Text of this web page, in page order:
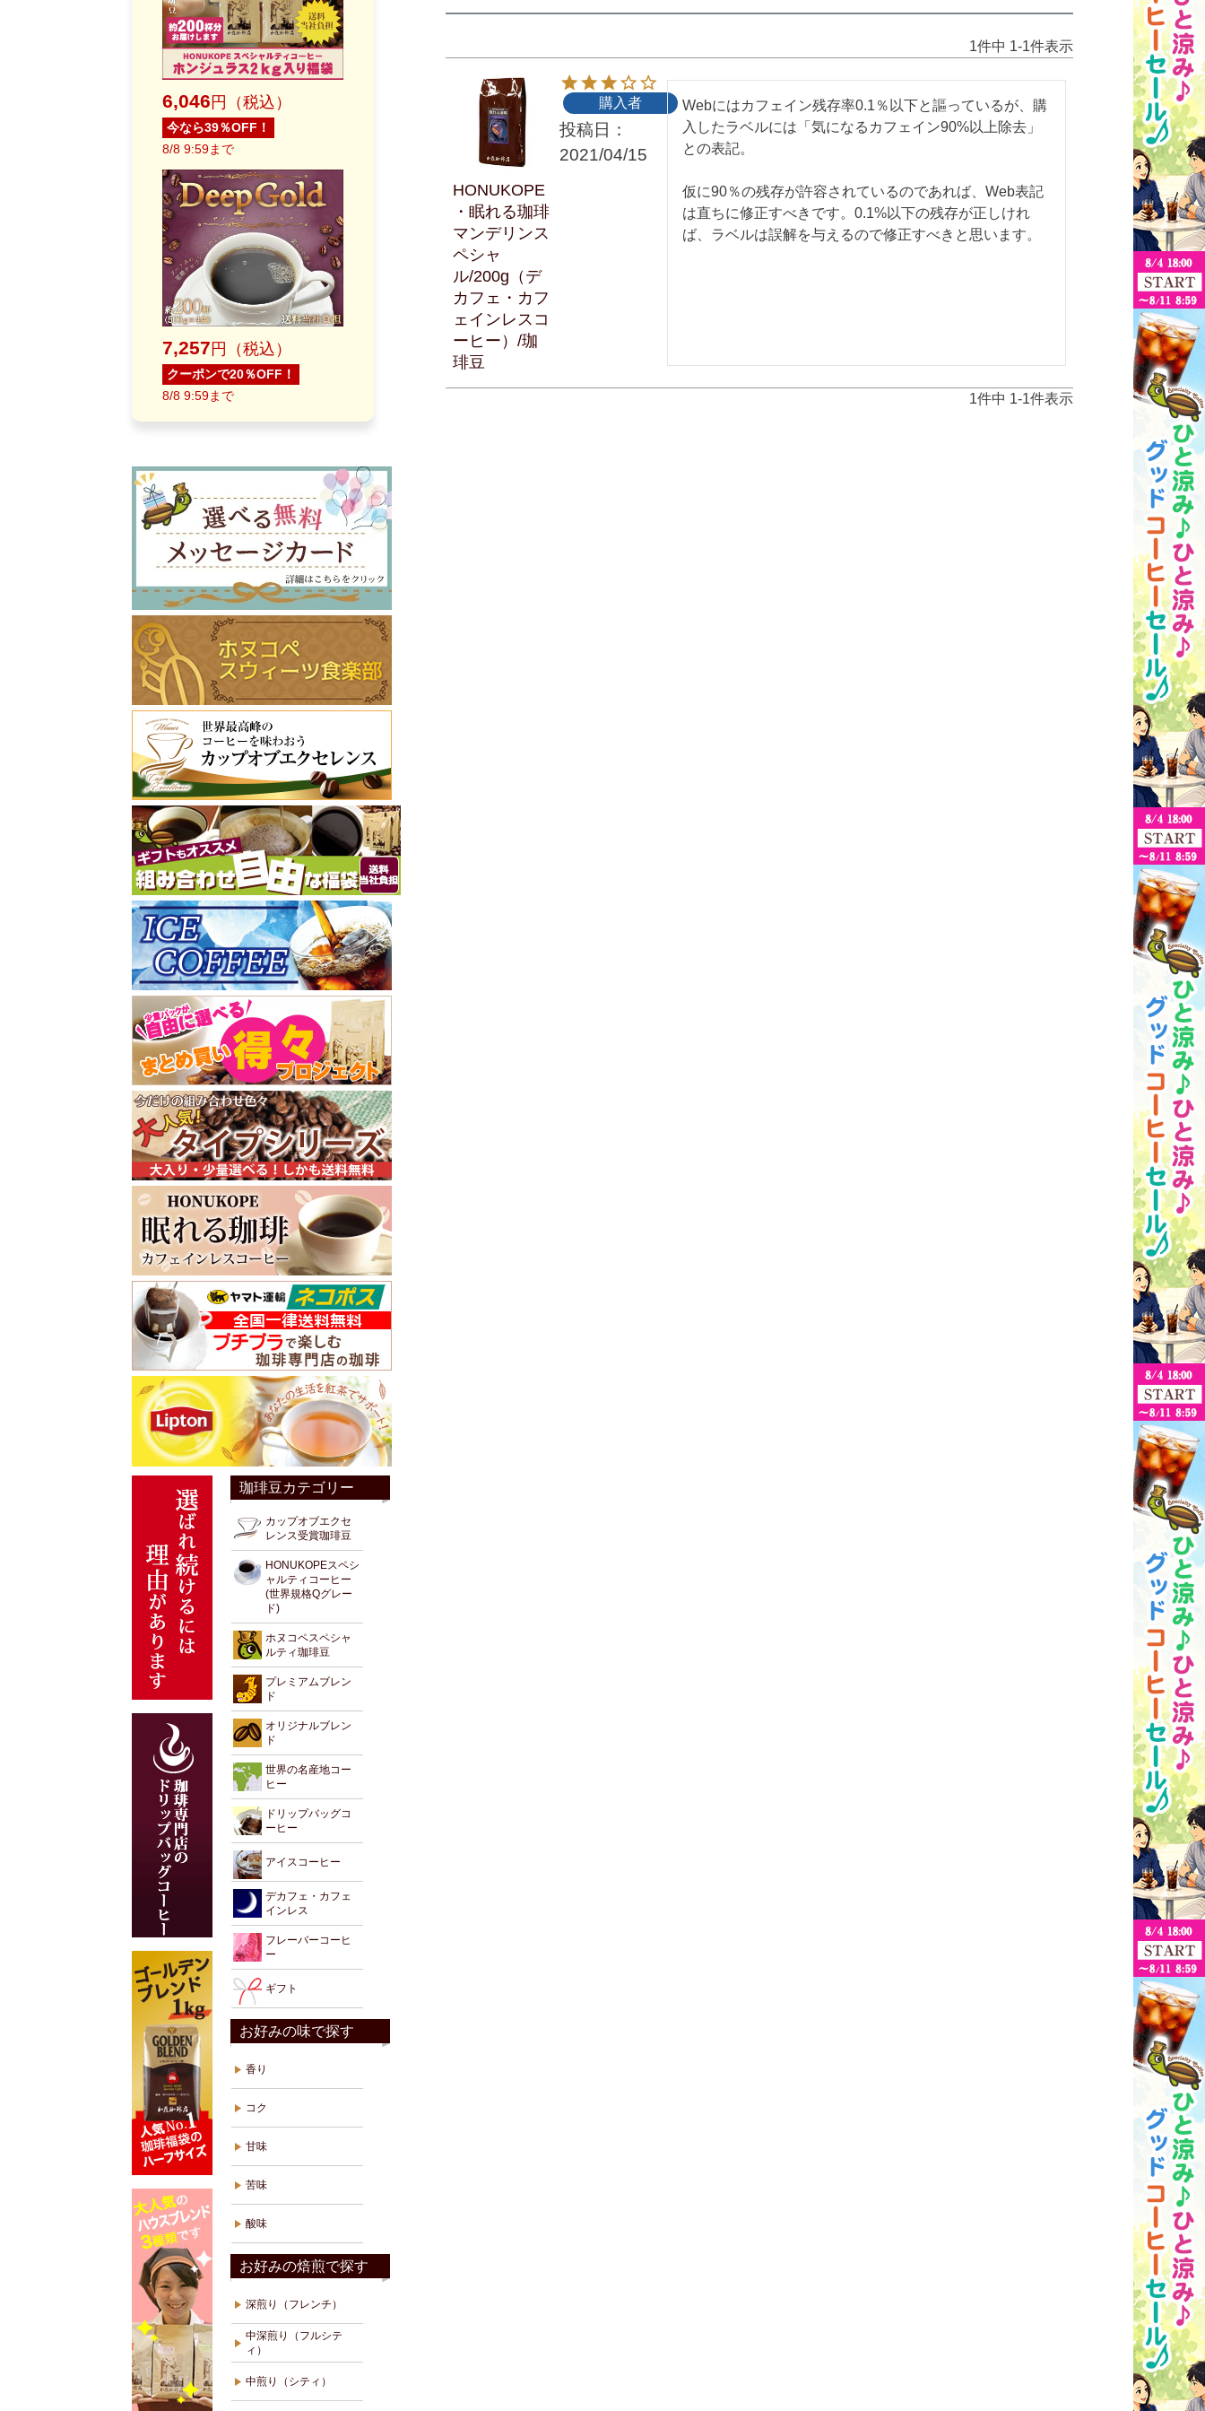
6,046円（税込）
今なら39％OFF！
8/8 9:59まで
7,257 円（税込）
クーポンで20％OFF！
8/8 9:59まで
珈琲豆カテゴリー
カップオブエクセ
レンス受賞珈琲豆
HONUKOPEスペシ
ャルティコーヒー
(世界規格Qグレー
ド)
ホヌコペスペシャ
ルティ珈琲豆
プレミアムブレン
ド
オリジナルブレン
ド
世界の名産地コー
ヒー
ドリップバッグコ
ーヒー
アイスコーヒー
デカフェ・カフェ
インレス
フレーバーコーヒ
ー
ギフト
お好みの味で探す
香り
コク
甘味
苦味
酸味
お好みの焙煎で探す
深煎り（フレンチ）
中深煎り（フルシテ
ィ）
中煎り（シティ）
1件中 1-1件表示
HONUKOPE
・眠れる珈琲
マンデリンス
ペシャ
ル/200g（デ
カフェ・カフ
ェインレスコ
ーヒー）/珈
琲豆
購入者
投稿日
2021/04/15
Webにはカフェイン残存率0.1％以下と謳っているが、購
入したラベルには「気になるカフェイン90%以上除去」
との表記。
仮に90％の残存が許容されているのであれば、Web表記
は直ちに修正すべきです。0.1%以下の残存が正しけれ
ば、ラベルは誤解を与えるので修正すべきと思います。
1件中 1-1件表示